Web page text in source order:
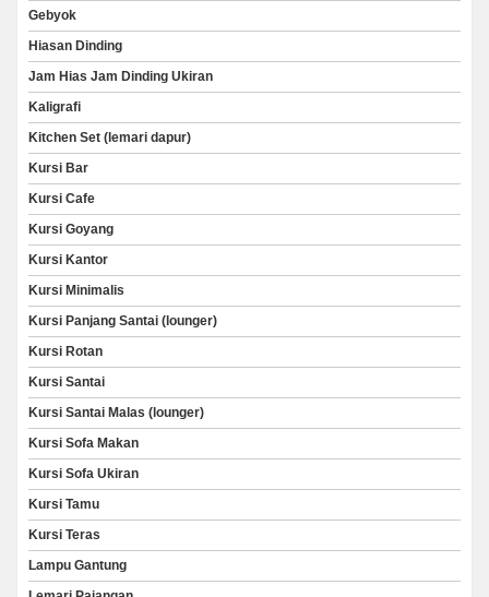
Gebyok
Hiasan Dinding
Jam Hias Jam Dinding Ukiran
Kaligrafi
Kitchen Set (lemari dapur)
Kursi Bar
Kursi Cafe
Kursi Goyang
Kursi Kantor
Kursi Minimalis
Kursi Panjang Santai (lounger)
Kursi Rotan
Kursi Santai
Kursi Santai Malas (lounger)
Kursi Sofa Makan
Kursi Sofa Ukiran
Kursi Tamu
Kursi Teras
Lampu Gantung